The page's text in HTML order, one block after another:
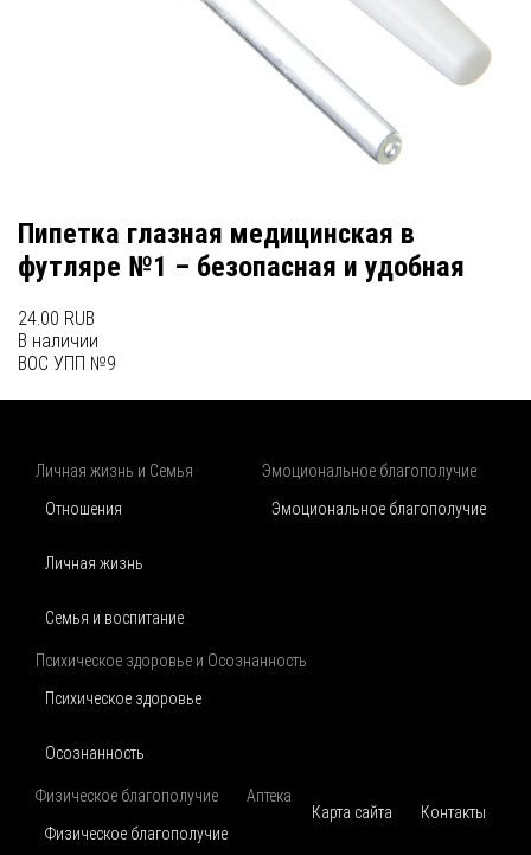
Пипетка глазная медицинская в
футляре №1 – безопасная и удобная
24.00 RUB
В наличии
ВОС УПП №9
Личная жизнь и Семья
Отношения
Личная жизнь
Семья и воспитание
Эмоциональное благополучие
Эмоциональное благополучие
Психическое здоровье и Осознанность
Психическое здоровье
Осознанность
Физическое благополучие
Физическое благополучие
Аптека
Карта сайта
Контакты